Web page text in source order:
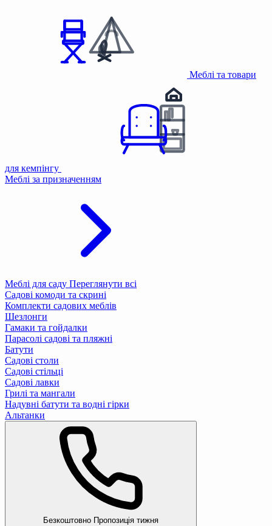
Меблі та товари
для кемпінгу
Меблі за призначенням
Меблі для саду Переглянути всі
Садові комоди та скрині
Комплекти садових меблів
Шезлонги
Гамаки та гойдалки
Парасолі садові та пляжні
Батути
Садові столи
Садові стільці
Садові лавки
Грилі та мангали
Надувні батути та водні гірки
Альтанки
Безкоштовно Пропозиція тижня